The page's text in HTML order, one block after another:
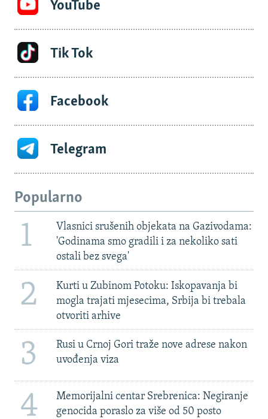
YouTube
Tik Tok
Facebook
Telegram
Popularno
1
Vlasnici srušenih objekata na Gazivodama:
'Godinama smo gradili i za nekoliko sati
ostali bez svega'
2
Kurti u Zubinom Potoku: Iskopavanja bi
mogla trajati mjesecima, Srbija bi trebala
otvoriti arhive
3
Rusi u Crnoj Gori traže nove adrese nakon
uvođenja viza
4
Memorijalni centar Srebrenica: Negiranje
genocida poraslo za više od 50 posto